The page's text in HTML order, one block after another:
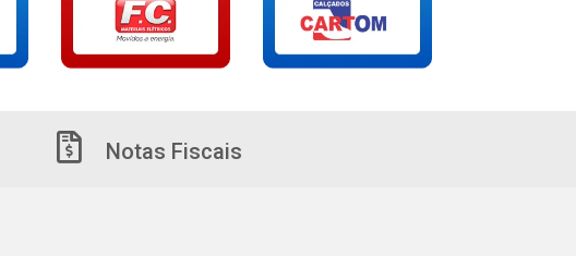
Notas Fiscais